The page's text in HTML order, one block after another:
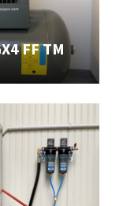
FF TM